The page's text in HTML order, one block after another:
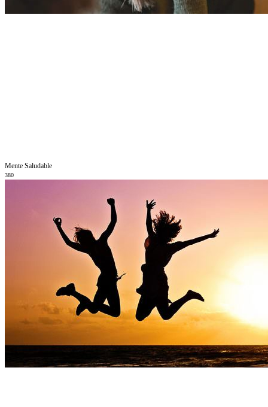
Mente Saludable
380